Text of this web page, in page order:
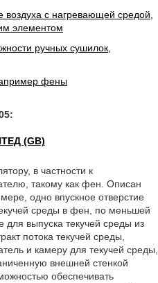
с нагревающей средой,
элементом
ручных сушилок,
фены
(GB)
в частности к
такому как фен. Описан
одно впускное отверстие
среды в фен, по меньшей
для выпуска текучей среды из
потока текучей среды,
и камеру для текучей среды,
внешней стенкой
обеспечивать